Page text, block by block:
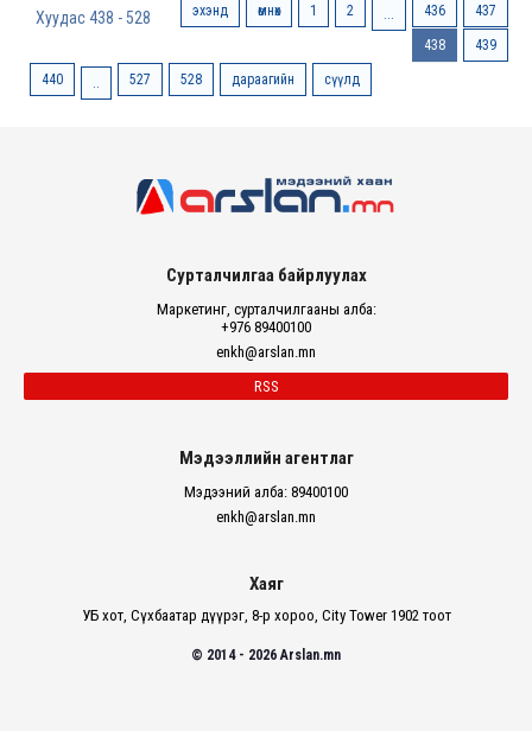
Хуудас 438 - 528 эхэнд өмнөх 1 2 ... 436 437
438 439
440 .. 527 528 дараагийн сүүлд
Сурталчилгаа байрлуулах
Маркетинг, сурталчилгааны алба:
+976 89400100
enkh@arslan.mn
RSS
Мэдээллийн агентлаг
Мэдээний алба: 89400100
enkh@arslan.mn
Хаяг
УБ хот, Сүхбаатар дүүрэг, 8-р хороо, City Tower 1902 тоот
© 2014 - 2026 Arslan.mn